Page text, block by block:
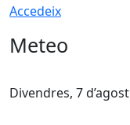
Accedeix
Meteo
Divendres, 7 d’agost